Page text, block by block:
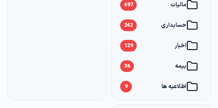
مالیات 497
حسابداری 242
اخبار 129
بیمه 36
اطلاعیه ها 9